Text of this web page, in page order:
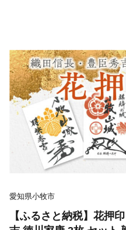
手作り 贈答用 くつろ
愛知県小牧市
【ふるさと納税】花押